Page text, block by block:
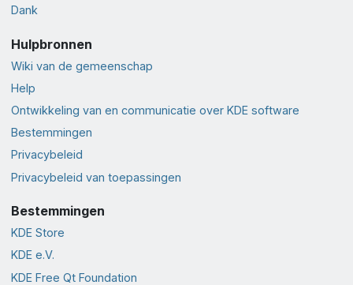
Dank
Hulpbronnen
Wiki van de gemeenschap
Help
Ontwikkeling van en communicatie over KDE software
Bestemmingen
Privacybeleid
Privacybeleid van toepassingen
Bestemmingen
KDE Store
KDE e.V.
KDE Free Qt Foundation